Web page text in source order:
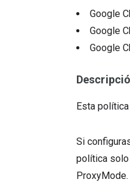
Google
Google
Google
Esta
Si
política
ProxyMode.